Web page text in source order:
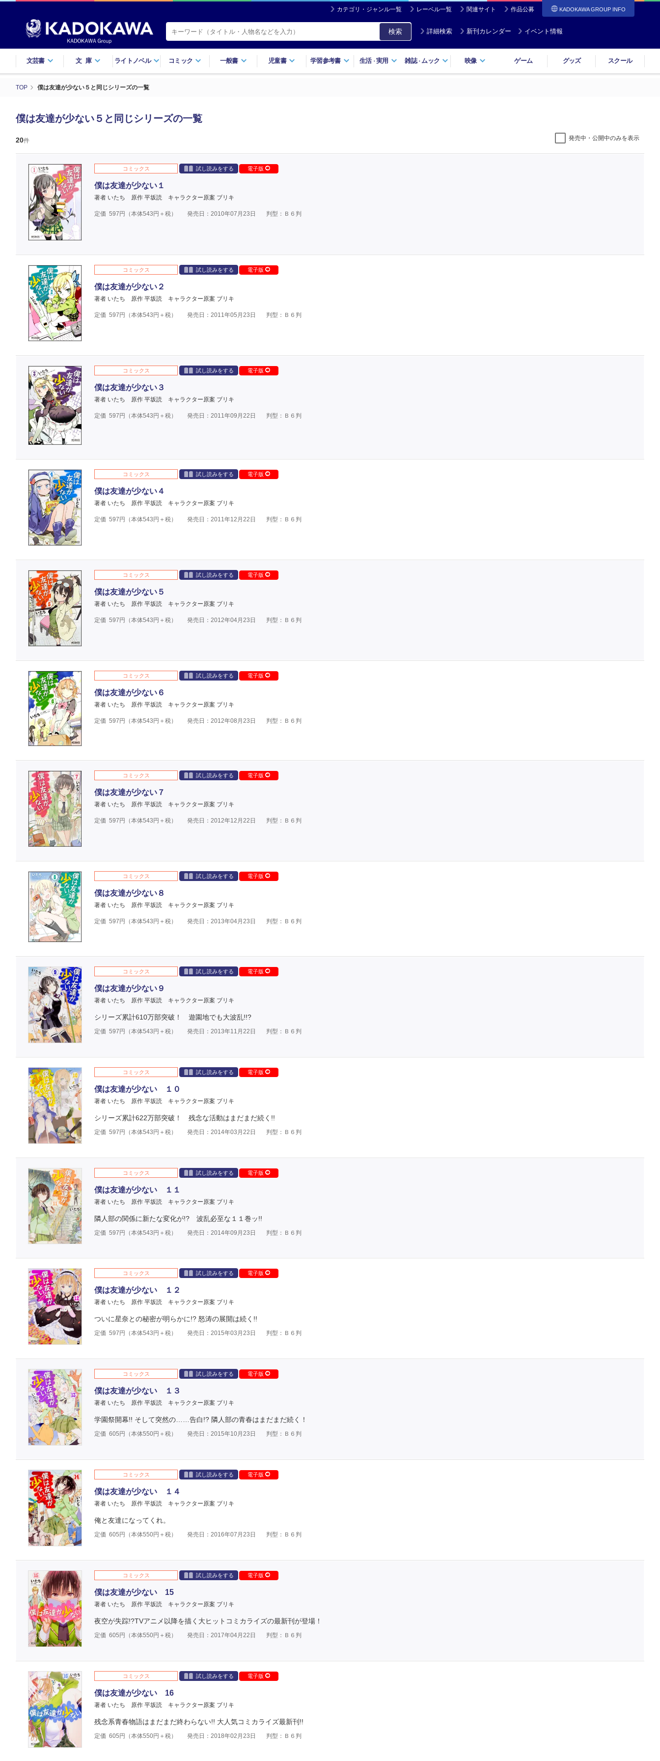
カテゴリ・ジャンル一覧 レーベル一覧 関連サイト 作品公募 KADOKAWA GROUP INFO
検索 詳細検索 新刊カレンダー イベント情報
文芸書 文庫 ライトノベル コミック 一般書 児童書 学習参考書 生活・実用 雑誌・ ムック 映像 ゲーム グッズ スクール
TOP 僕は友達が少ない５と同じシリーズの一覧
僕は友達が少ない５と同じシリーズの一覧
20件 発売中・公開中のみを表示
コミックス 試し読みをする 電子版
僕は友達が少ない１
著者 いたち 原作 平坂読 キャラクター原案 ブリキ
定価 597円（本体543円＋税） 発売日：2010年07月23日 判型：Ｂ６判
コミックス 試し読みをする 電子版
僕は友達が少ない２
著者 いたち 原作 平坂読 キャラクター原案 ブリキ
定価 597円（本体543円＋税） 発売日：2011年05月23日 判型：Ｂ６判
コミックス 試し読みをする 電子版
僕は友達が少ない３
著者 いたち 原作 平坂読 キャラクター原案 ブリキ
定価 597円（本体543円＋税） 発売日：2011年09月22日 判型：Ｂ６判
コミックス 試し読みをする 電子版
僕は友達が少ない４
著者 いたち 原作 平坂読 キャラクター原案 ブリキ
定価 597円（本体543円＋税） 発売日：2011年12月22日 判型：Ｂ６判
コミックス 試し読みをする 電子版
僕は友達が少ない５
著者 いたち 原作 平坂読 キャラクター原案 ブリキ
定価 597円（本体543円＋税） 発売日：2012年04月23日 判型：Ｂ６判
コミックス 試し読みをする 電子版
僕は友達が少ない６
著者 いたち 原作 平坂読 キャラクター原案 ブリキ
定価 597円（本体543円＋税） 発売日：2012年08月23日 判型：Ｂ６判
コミックス 試し読みをする 電子版
僕は友達が少ない７
著者 いたち 原作 平坂読 キャラクター原案 ブリキ
定価 597円（本体543円＋税） 発売日：2012年12月22日 判型：Ｂ６判
コミックス 試し読みをする 電子版
僕は友達が少ない８
著者 いたち 原作 平坂読 キャラクター原案 ブリキ
定価 597円（本体543円＋税） 発売日：2013年04月23日 判型：Ｂ６判
コミックス 試し読みをする 電子版
僕は友達が少ない９
著者 いたち 原作 平坂読 キャラクター原案 ブリキ
シリーズ累計610万部突破！ 遊園地でも大波乱!!?
定価 597 円（本体543 円＋税） 発売日：2013年11月22日 判型：Ｂ６判
コミックス 試し読みをする 電子版
僕は友達が少ない １０
著者 いたち 原作 平坂読 キャラクター原案 ブリキ
シリーズ累計622万部突破！ 残念な活動はまだまだ続く!!
定価 597 円（本体543 円＋税） 発売日：2014年03月22日 判型：Ｂ６判
コミックス 試し読みをする 電子版
僕は友達が少ない １１
著者 いたち 原作 平坂読 キャラクター原案 ブリキ
隣人部の関係に新たな変化が!? 波乱必至な１１巻ッ!!
定価 597 円（本体543 円＋税） 発売日：2014年09月23日 判型：Ｂ６判
コミックス 試し読みをする 電子版
僕は友達が少ない １２
著者 いたち 原作 平坂読 キャラクター原案 ブリキ
ついに星奈との秘密が明らかに!? 怒涛の展開は続く!!
定価 597 円（本体543 円＋税） 発売日：2015年03月23日 判型：Ｂ６判
コミックス 試し読みをする 電子版
僕は友達が少ない １３
著者 いたち 原作 平坂読 キャラクター原案 ブリキ
学園祭開幕!! そして突然の……告白!? 隣人部の青春はまだまだ続く！
定価 605 円（本体550円＋税） 発売日：2015年10月23日 判型：Ｂ６判
コミックス 試し読みをする 電子版
僕は友達が少ない １４
著者 いたち 原作 平坂読 キャラクター原案 ブリキ
俺と友達になってくれ。
定価 605 円（本体550円＋税） 発売日：2016年07月23日 判型：Ｂ６判
コミックス 試し読みをする 電子版
僕は友達が少ない 15
著者 いたち 原作 平坂読 キャラクター原案 ブリキ
夜空が失踪!?TVアニメ以降を描く大ヒットコミカライズの最新刊が登場！
定価 605 円（本体550円＋税） 発売日：2017年04月22日 判型：Ｂ６判
コミックス 試し読みをする 電子版
僕は友達が少ない 16
著者 いたち 原作 平坂読 キャラクター原案 ブリキ
残念系青春物語はまだまだ終わらない!! 大人気コミカライズ最新刊!!
定価 605 円（本体550円＋税） 発売日：2018年02月23日 判型：Ｂ６判